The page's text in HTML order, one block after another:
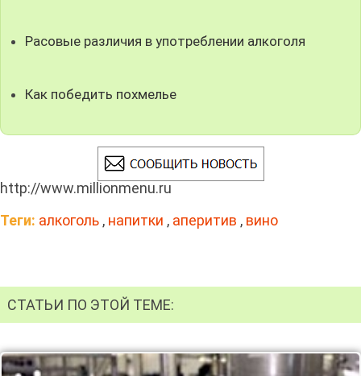
Расовые различия в употреблении алкоголя
Как победить похмелье
http://www.millionmenu.ru
Теги: алкоголь , напитки , аперитив , вино
СТАТЬИ ПО ЭТОЙ ТЕМЕ: